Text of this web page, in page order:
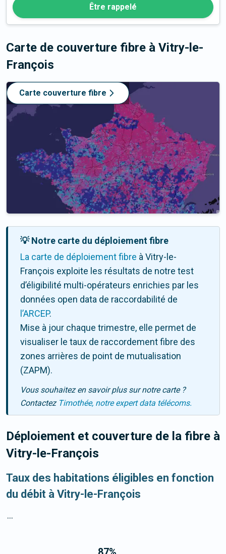
Être rappelé
Carte de couverture fibre à Vitry-le-
François
Carte couverture fibre
💡 Notre carte du déploiement fibre
La carte de déploiement fibre à Vitry-le-
François exploite les résultats de notre test
d’éligibilité multi-opérateurs enrichies par les
données open data de raccordabilité de
l’ARCEP.
Mise à jour chaque trimestre, elle permet de
visualiser le taux de raccordement fibre des
zones arrières de point de mutualisation
(ZAPM).
Vous souhaitez en savoir plus sur notre carte ?
Contactez Timothée, notre expert data télécoms.
Déploiement et couverture de la fibre à
Vitry-le-François
Taux des habitations éligibles en fonction
du débit à Vitry-le-François
...